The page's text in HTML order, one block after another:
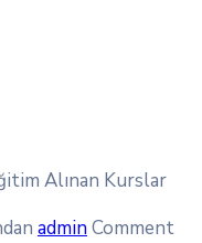
Alınan Kurslar
adminComment